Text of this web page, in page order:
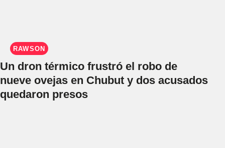
RAWSON
Un dron térmico frustró el robo de
nueve ovejas en Chubut y dos acusados
quedaron presos